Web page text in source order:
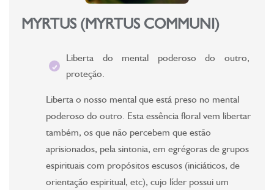
MYRTUS (MYRTUS COMMUNI)
Liberta do mental poderoso do outro,
proteção.
Liberta o nosso mental que está preso no mental
poderoso do outro. Esta essência floral vem libertar
também, os que não percebem que estão
aprisionados, pela sintonia, em egrégoras de grupos
espirituais com propósitos escusos (iniciáticos, de
orientação espiritual, etc), cujo líder possui um